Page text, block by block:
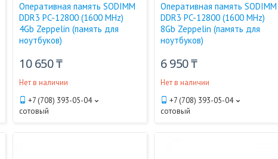
Оперативная память SODIMM
DDR3 PC-12800 (1600 MHz)
4Gb Zeppelin (память для
ноутбуков)
10 650 ₸
Нет в наличии
+7 (708) 393-05-04
сотовый
Оперативная память SODIMM
DDR3 PC-12800 (1600 MHz)
8Gb Zeppelin (память для
ноутбуков)
6 950 ₸
Нет в наличии
+7 (708) 393-05-04
сотовый